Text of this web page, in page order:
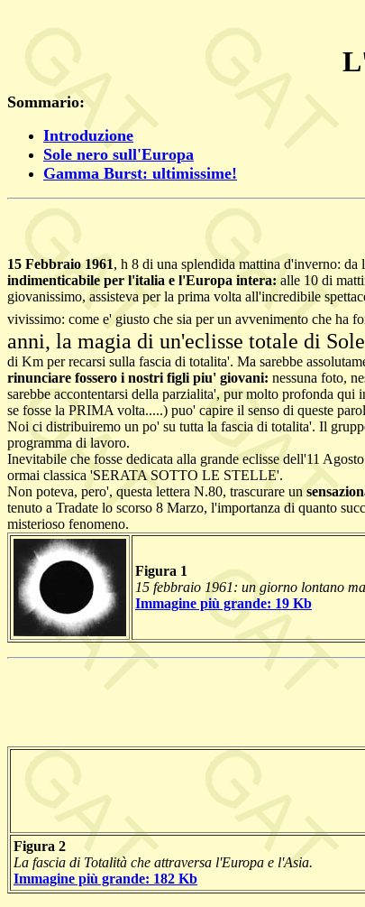
Sommario:
Introduzione
Sole nero sull'Europa
Gamma Burst: ultimissime!
15 Febbraio 1961, h 8 di una splendida mattina d'inverno:
indimenticabile per l'italia e l'Europa intera: alle 10 di
giovanissimo, assisteva per la prima volta all'incredibile
vivissimo: come e' giusto che sia per un avvenimento che ha
anni, la magia di un'eclisse totale di
di Km per recarsi sulla fascia di totalita'. Ma sarebbe
rinunciare fossero i nostri figli piu' giovani: nessuna foto,
sarebbe accontentarsi della parzialita', pur molto profonda
se fosse la PRIMA volta.....) puo' capire il senso di queste
Noi ci distribuiremo un po' su tutta la fascia di totalita'. Il
programma di lavoro.
Inevitabile che fosse dedicata alla grande eclisse dell'11
ormai classica 'SERATA SOTTO LE STELLE'.
Non poteva, pero', questa lettera N.80, trascurare un
tenuto a Tradate lo scorso 8 Marzo, l'importanza di quanto
misterioso fenomeno.
Figura 1
15 febbraio 1961: un giorno lontano
Immagine più grande: 19 Kb
Figura 2
La fascia di Totalità che attraversa l'Europa e l'Asia.
Immagine più grande: 182 Kb